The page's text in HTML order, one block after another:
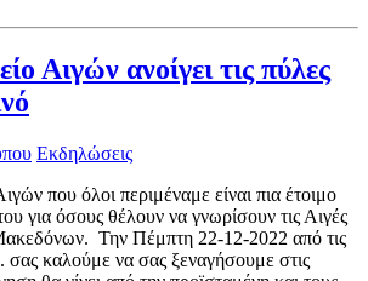
Αιγών ανοίγει τις πύλες
Εκδηλώσεις
που όλοι περιμέναμε είναι πια έτοιμο
για όσους θέλουν να γνωρίσουν τις Αιγές
Την Πέμπτη 22-12-2022 από τις
σας καλούμε να σας ξεναγήσουμε στις